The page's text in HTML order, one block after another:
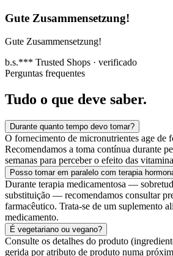
Gute Zusammensetzung!
Gute Zusammensetzung!
b.s.*** Trusted Shops · verificado
Perguntas frequentes
Tudo o que deve saber.
Durante quanto tempo devo tomar?
O fornecimento de micronutrientes age de
Recomendamos a toma contínua durante
semanas para perceber o efeito das
Posso tomar em paralelo com terapia
Durante terapia medicamentosa —
substituição — recomendamos consultar
farmacêutico. Trata-se de um suplemento
medicamento.
É vegetariano ou vegano?
Consulte os detalhes do produto
gerida por atributo de produto numa